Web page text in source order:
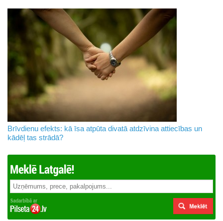
Brīvdienu efekts: kā īsa atpūta divatā atdzīvina attiecības un
kādēļ tas strādā?